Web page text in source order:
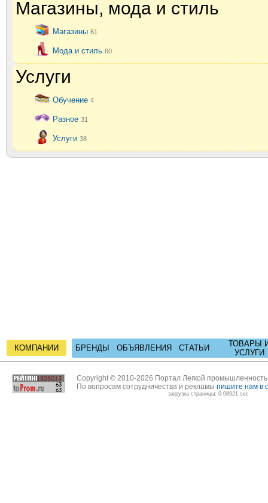
Магазины, мода и стиль
Магазины 61
Мода и стиль 60
Услуги
Обучение 4
Разное 31
Услуги 38
КОМПАНИИ БРЕНДЫ ОБЪЯВЛЕНИЯ СТАТЬИ
ТОВАРЫ
УСЛУГИ
Copyright © 2010-2026 Портал Легкой
По вопросам сотрудничества и рекламы пишите нам в
загрузка страницы: 0.08921 sec